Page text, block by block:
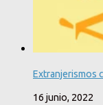
Extranjerismos
16 junio, 2022